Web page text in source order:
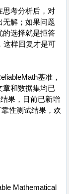
思考分析后，对
无解；如果问题
的选择就是拒答
这样回复才是可
基准，
章和数据集均已
果，目前已新增
性测试结果，欢
Mathematical